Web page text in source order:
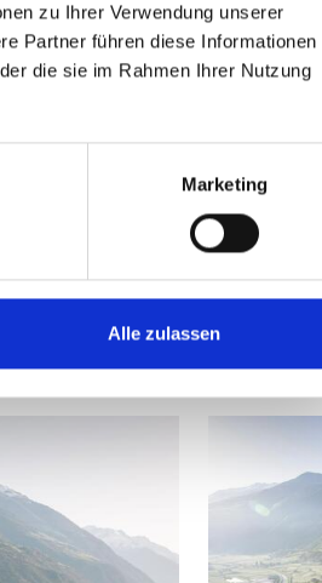
zu Ihrer Verwendung unserer
Partner führen diese Informationen
die sie im Rahmen Ihrer Nutzung
Marketing
Alle zulassen